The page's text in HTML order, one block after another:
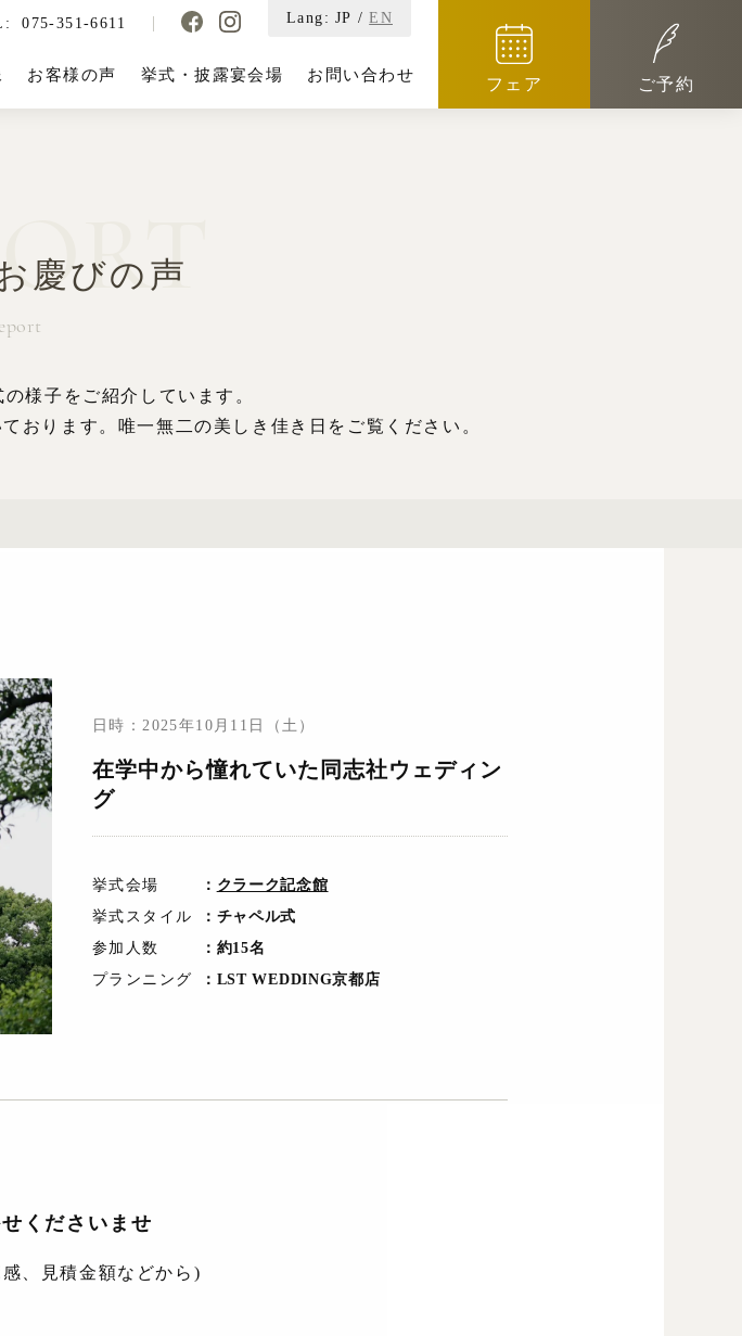
075-351-6611 Lang: JP / EN
お客様の声 挙式・披露宴会場 お問い合わせ フェア ご予約
慶びの声
様子をご紹介しています。
おります。唯一無二の美しき佳き日をご覧ください。
日時：2025年10月11日（土）
在学中から憧れていた同志社ウェディン
グ
挙式会場 ： クラーク記念館
挙式スタイル
：チャペル式
参加人数
：約15名
プランニング
：LST WEDDING京都店
くださいませ
、見積金額などから)